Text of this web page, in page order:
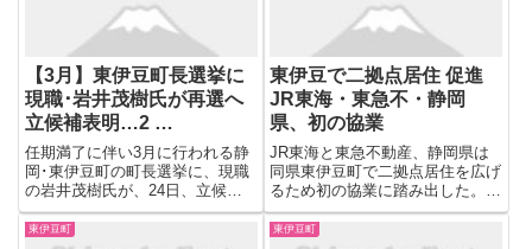
【3月】東伊豆町長選挙に
現職･岩井茂樹氏が再選へ
立候補表明…2 …
任期満了に伴い3月に行われる静
岡･東伊豆町の町長選挙に、現職
の岩井茂樹氏が、24日、立候補
を表明しました。東伊豆町長選へ
の立候補はこれで2人目となり、
東伊豆で二拠点居住 促進
JR東海・東急不・静岡
県、初の協業
JR東海と東急不動産、静岡県は
同県東伊豆町で二拠点居住を広げ
るため初の協業に踏み出した。東
急不のアプリ利用者に無料の体験
企画を催すほか、実際に始める人
東伊豆町 東伊豆町